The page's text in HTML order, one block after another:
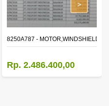
8250A787 - MOTOR,WINDSHIELD
Rp. 2.486.400,00
>